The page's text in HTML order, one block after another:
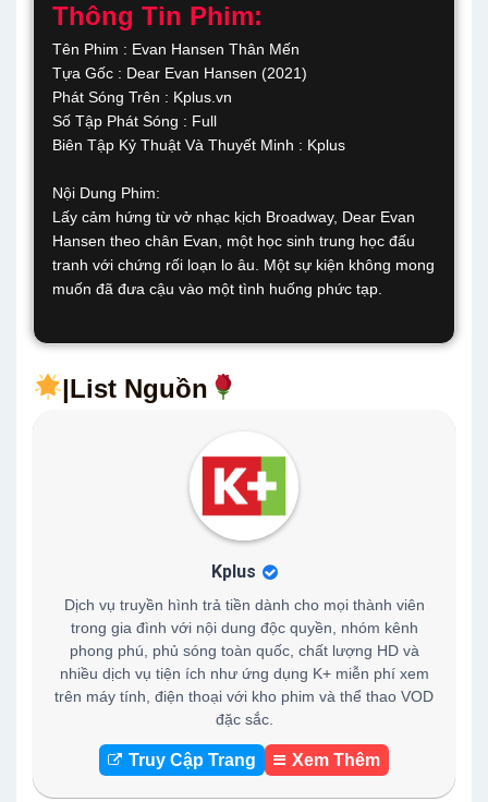
Thông Tin Phim:
Tên Phim : Evan Hansen Thân Mến
Tựa Gốc : Dear Evan Hansen (2021)
Phát Sóng Trên : Kplus.vn
Số Tập Phát Sóng : Full
Biên Tập Kỷ Thuật Và Thuyết Minh : Kplus
Nội Dung Phim:
Lấy cảm hứng từ vở nhạc kịch Broadway, Dear Evan
Hansen theo chân Evan, một học sinh trung học đấu
tranh với chứng rối loạn lo âu. Một sự kiện không mong
muốn đã đưa cậu vào một tình huống phức tạp.
|List Nguồn
Kplus
Dịch vụ truyền hình trả tiền dành cho mọi thành viên
trong gia đình với nội dung độc quyền, nhóm kênh
phong phú, phủ sóng toàn quốc, chất lượng HD và
nhiều dịch vụ tiện ích như ứng dụng K+ miễn phí xem
trên máy tính, điện thoại với kho phim và thể thao VOD
đặc sắc.
Truy Cập Trang Xem Thêm